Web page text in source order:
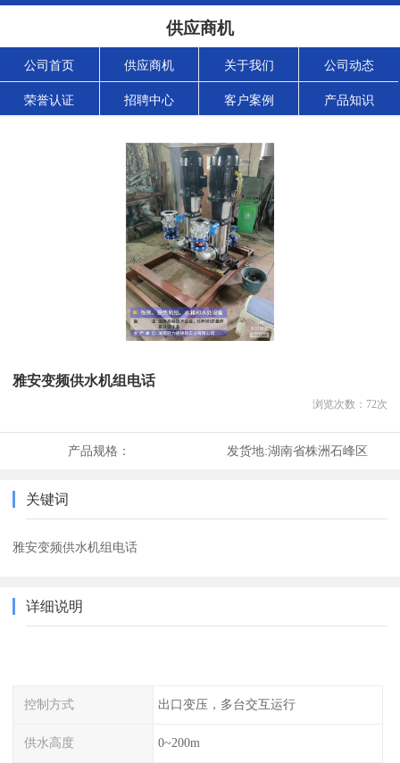
供应商机
公司首页 供应商机 关于我们 公司动态
荣誉认证 招聘中心 客户案例 产品知识
雅安变频供水机组电话
浏览次数： 72次
产品规格： 发货地:湖南省株洲石峰区
关键词
雅安变频供水机组电话
详细说明
控制方式 出口变压，多台交互运行
供水高度 0~200m